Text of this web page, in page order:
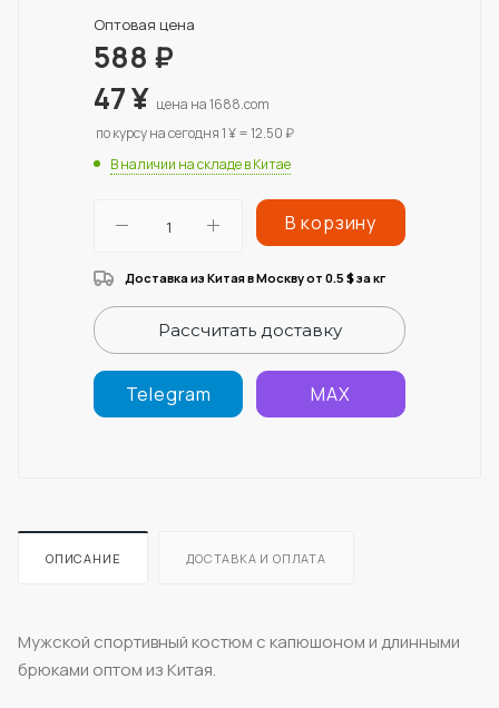
Оптовая цена
588 ₽
47¥ цена на 1688.com
по курсу на сегодня 1 ¥ = 12.50 ₽
В наличии на складе в Китае
В корзину
Доставка из Китая в Москву от 0.5 $за кг
Рассчитать доставку
Telegram MAX
ОПИСАНИЕ ДОСТАВКА И ОПЛАТА
Мужской спортивный костюм с капюшоном и длинными
брюками оптом из Китая.